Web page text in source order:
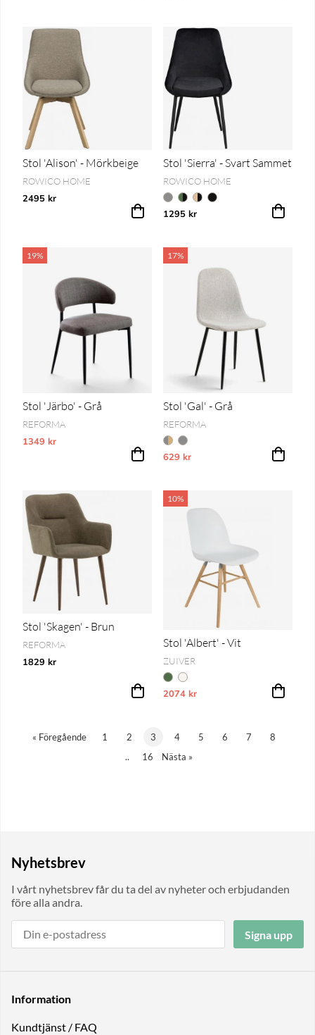
Stol 'Alison' - Mörkbeige
ROWICO HOME
2495 kr
Stol 'Sierra' - Svart Sammet
ROWICO HOME
1295 kr
19%
Stol 'Järbo' - Grå
REFORMA
1349 kr
Vårt lägsta pris 1-30 dagar innan prissänkning
17%
Stol 'Gal' - Grå
REFORMA
629 kr
Vårt lägsta pris 1-30 dagar innan
Stol 'Skagen' - Brun
REFORMA
1829 kr
10%
Stol 'Albert' - Vit
ZUIVER
2074 kr
Vårt lägsta pris 1-30 dagar innan
« Föregående 1 2 3 4 5 6 7
8
..
16 Nästa »
Nyhetsbrev
I vårt nyhetsbrev får du ta del av nyheter och erbjudanden
före alla andra.
Signa upp
Information
Kundtjänst / FAQ